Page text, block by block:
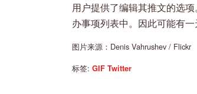
用户提供了编辑其推文的选
办事项列表中。因此可能有一
图片来源：Denis Vahrushev / Flickr
标签: GIF Twitter